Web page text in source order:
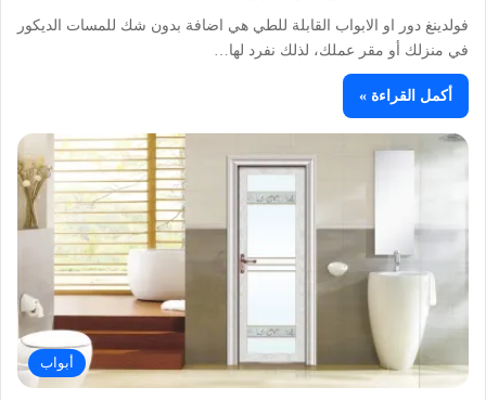
فولدينغ دور او الابواب القابلة للطي هي اضافة بدون شك للمسات الديكور
في منزلك أو مقر عملك، لذلك نفرد لها…
أكمل القراءة »
أبواب